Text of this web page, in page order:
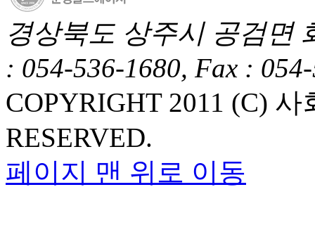
경상북도 상주시 공검면
: 054-536-1680, Fax :
COPYRIGHT 2011 (C)
RESERVED.
페이지 맨 위로 이동